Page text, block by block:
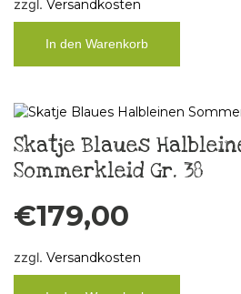
zzgl. Versandkosten
In den Warenkorb
Skatje Blaues
Sommerkleid Gr. 38
€179,00
zzgl. Versandkosten